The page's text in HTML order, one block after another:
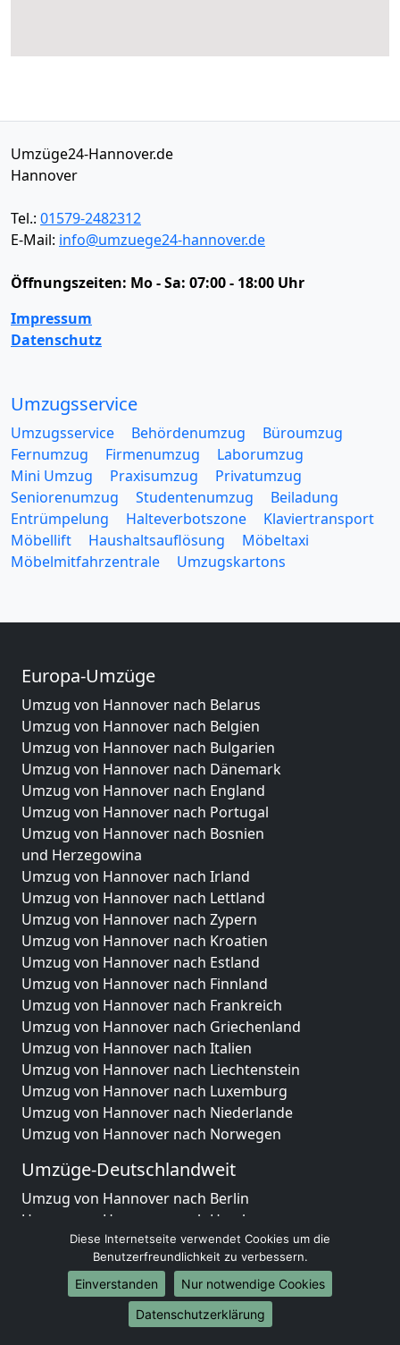
Umzüge24-Hannover.de
Hannover
Tel.: 01579-2482312
E-Mail: info@umzuege24-hannover.de
Öffnungszeiten: Mo - Sa: 07:00 - 18:00 Uhr
Impressum
Datenschutz
Umzugsservice
Umzugsservice Behördenumzug
Büroumzug
Fernumzug
Firmenumzug
Laborumzug
Mini Umzug
Praxisumzug
Privatumzug
Seniorenumzug
Studentenumzug
Beiladung
Entrümpelung
Halteverbotszone
Klaviertransport
Möbellift
Haushaltsauflösung
Möbeltaxi
Möbelmitfahrzentrale
Umzugskartons
Europa-Umzüge
Umzug von Hannover nach Belarus
Umzug von Hannover nach Belgien
Umzug von Hannover nach Bulgarien
Umzug von Hannover nach Dänemark
Umzug von Hannover nach England
Umzug von Hannover nach Portugal
Umzug von Hannover nach Bosnien
und Herzegowina
Umzug von Hannover nach Irland
Umzug von Hannover nach Lettland
Umzug von Hannover nach Zypern
Umzug von Hannover nach Kroatien
Umzug von Hannover nach Estland
Umzug von Hannover nach Finnland
Umzug von Hannover nach Frankreich
Umzug von Hannover nach Griechenland
Umzug von Hannover nach Italien
Umzug von Hannover nach Liechtenstein
Umzug von Hannover nach Luxemburg
Umzug von Hannover nach Niederlande
Umzug von Hannover nach Norwegen
Umzüge-Deutschlandweit
Umzug von Hannover nach Berlin
Umzug von Hannover nach Hamburg
Umzug von Hannover nach München
Umzug von Hannover nach Köln
Umzug von Hannover nach Frankfurt am Main
Umzug von Hannover nach Stuttgart
Umzug von Hannover nach Düsseldorf
Diese Internetseite verwendet Cookies um die
Benutzerfreundlichkeit zu verbessern.
Einverstanden
Nur notwendige Cookies
Datenschutzerklärung